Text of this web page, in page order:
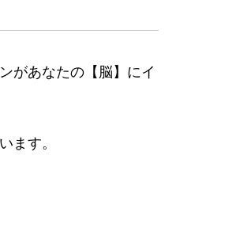
があなたの【脳】にイ
ます。